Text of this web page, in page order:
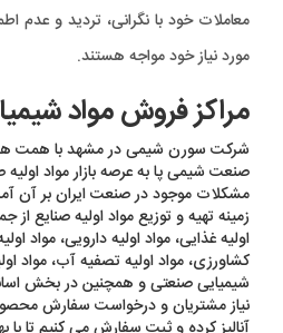
معاملات خود با نگرانی، تردید و عدم
مورد نیاز خود مواجه هستند.
مراکز فروش مواد
شرکت سورن شیمی در مشهد با همت
صنعت شیمی پا به عرصه بازار مواد
مشکلات موجود در صنعت ایران بر آن
زمینه تهیه و توزیع مواد اولیه صنایع از
اولیه غذایی، مواد اولیه دارویی، مواد
کشاورزی، مواد اولیه تصفیه آب، مواد
شیمیایی صنعتی و همچنین در بخش
نیاز مشتریان و درخواست سفارش